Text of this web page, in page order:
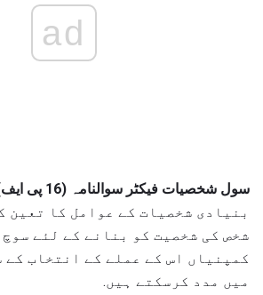
ad
سول شخصیات فیکٹر سوالنامہ (16 پی ایف):
بنیادی شخصیات کے عوامل کا تعین
شخص کی شخصیت کو بنانے کے لئے
کمپنیاں اس کے عملے کے انتخاب کے
میں مدد کرسکتے ہیں.